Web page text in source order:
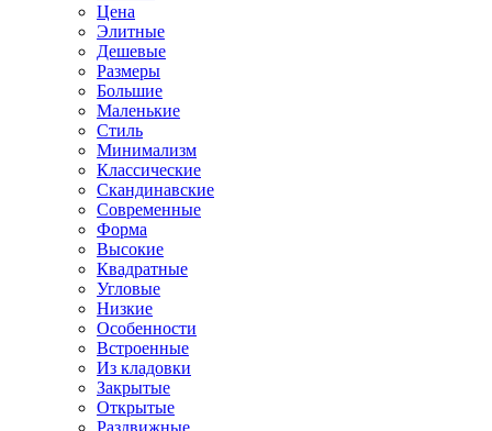
Цена
Элитные
Дешевые
Размеры
Большие
Маленькие
Стиль
Минимализм
Классические
Скандинавские
Современные
Форма
Высокие
Квадратные
Угловые
Низкие
Особенности
Встроенные
Из кладовки
Закрытые
Открытые
Раздвижные